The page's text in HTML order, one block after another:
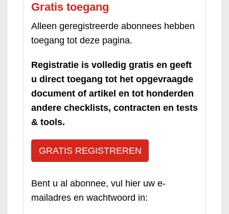
Gratis toegang
Alleen geregistreerde abonnees hebben
toegang tot deze pagina.
Registratie is volledig gratis en geeft
u direct toegang tot het opgevraagde
document of artikel en tot honderden
andere checklists, contracten en tests
& tools.
GRATIS REGISTREREN
Bent u al abonnee, vul hier uw e-
mailadres en wachtwoord in: